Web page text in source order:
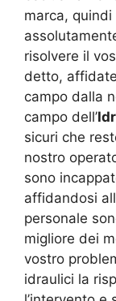
marca,
risolvere il
detto,
campo dalla
campo dell’
sicuri che
nostro
sono
affidandosi
personale
migliore dei
vostro
idraulici la